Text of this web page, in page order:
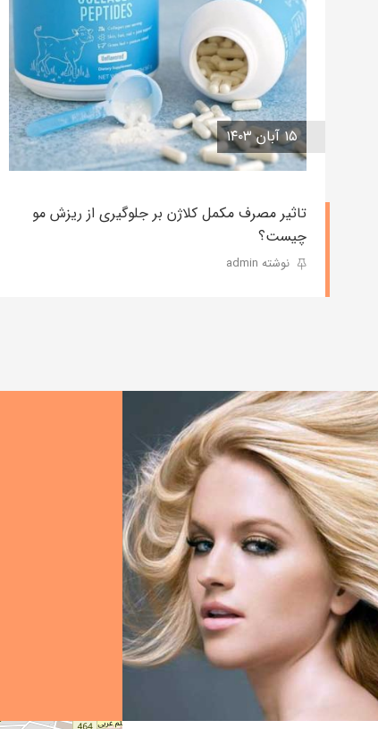
۱۵ آبان ۱۴۰۳
تاثیر مصرف مکمل کلاژن بر جلوگیری از ریزش مو
چیست؟
نوشته admin